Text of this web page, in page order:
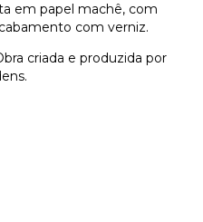
em papel machê, com
com verniz.
criada e produzida por